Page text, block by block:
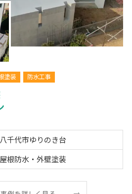
塗装 防水工事
八千代市ゆりのき台
屋根防水・外壁塗装